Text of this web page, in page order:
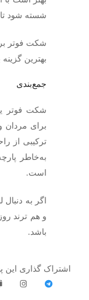
شسته شود تا
شکت فوتر
بهترین
جمع‌بندی
شکت فوتر
برای
ترکیبی از
به‌خاطر
است.
اگر به
و هم ترند روز
باشد.
اشتراک گذاری